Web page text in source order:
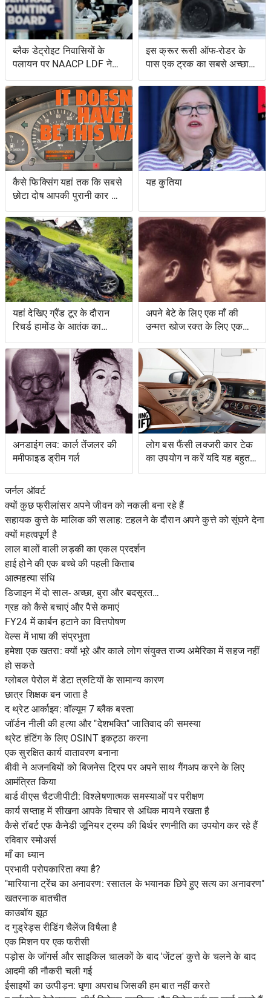
ब्लैक डेट्रोइट निवासियों के
पलायन पर NAACP LDF ने
मुकदमा किया, मिशिगन के वोट
सर्टिफिकेशन को रोकने के
प्रयासों के लिए वोटिंग अधिकार
अधिनियम का उल्लंघन
इस क्रूर रूसी ऑफ-रोडर के
पास एक ट्रक का सबसे अच्छा
और एक उभयचर टैंक का सबसे
अच्छा है
कैसे फिक्सिंग यहां तक ​​कि सबसे
छोटा दोष आपकी पुरानी कार को
नया जैसा महसूस करा सकता है
यह कुतिया
यहां देखिए ग्रैंड टूर के दौरान
रिचर्ड हामोंड के आतंक का
वीडियो
अपने बेटे के लिए एक माँ की
उन्मत्त खोज रक्त के लिए एक
स्वाद के साथ एक बचत किसान
के लिए नेतृत्व की
अनडाइंग लव: कार्ल तेंजलर की
ममीफाइड ड्रीम गर्ल
लोग बस फैंसी लक्जरी कार टेक
का उपयोग न करें यदि यह बहुत
जटिल है
जर्नल ऑवर्ट
क्यों कुछ फ्रीलांसर अपने जीवन को नकली बना रहे हैं
सहायक कुत्ते के मालिक की सलाह: टहलने के दौरान अपने कुत्ते को सूंघने देना
क्यों महत्वपूर्ण है
लाल बालों वाली लड़की का एकल प्रदर्शन
हाई होने की एक बच्चे की पहली किताब
आत्महत्या संधि
डिजाइन में दो साल- अच्छा, बुरा और बदसूरत…
ग्रह को कैसे बचाएं और पैसे कमाएं
FY24 में कार्बन हटाने का वित्तपोषण
वेल्स में भाषा की संप्रभुता
हमेशा एक खतरा: क्यों भूरे और काले लोग संयुक्त राज्य अमेरिका में सहज नहीं
हो सकते
ग्लोबल पेरोल में डेटा त्रुटियों के सामान्य कारण
छात्र शिक्षक बन जाता है
द थ्रेट आर्काइव: वॉल्यूम 7 ब्लैक बस्ता
जॉर्डन नीली की हत्या और "देशभक्ति" जातिवाद की समस्या
थ्रेट हंटिंग के लिए OSINT इकट्ठा करना
एक सुरक्षित कार्य वातावरण बनाना
बीवी ने अजनबियों को बिजनेस ट्रिप पर अपने साथ गैंगअप करने के लिए
आमंत्रित किया
बार्ड वीएस चैटजीपीटी: विश्लेषणात्मक समस्याओं पर परीक्षण
कार्य सप्ताह में सीखना आपके विचार से अधिक मायने रखता है
कैसे रॉबर्ट एफ कैनेडी जूनियर ट्रम्प की बिर्थर रणनीति का उपयोग कर रहे हैं
रविवार स्मोअर्स
माँ का ध्यान
प्रभावी परोपकारिता क्या है?
"मारियाना ट्रेंच का अनावरण: रसातल के भयानक छिपे हुए सत्य का अनावरण"
खतरनाक बातचीत
काउबॉय झूठ
द गुड्रेड्स रीडिंग चैलेंज विषैला है
एक मिशन पर एक फरीसी
पड़ोस के जॉगर्स और साइकिल चालकों के बाद 'जेंटल' कुत्ते के चलने के बाद
आदमी की नौकरी चली गई
ईसाइयों का उत्पीड़न: घृणा अपराध जिसकी हम बात नहीं करते